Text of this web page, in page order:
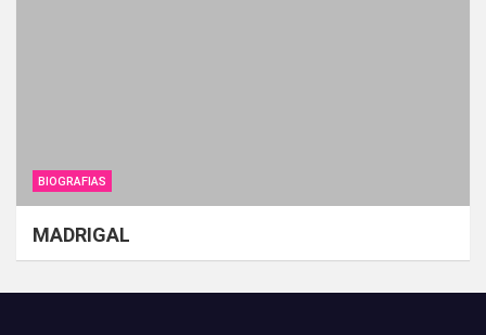
BIOGRAFIAS
MADRIGAL